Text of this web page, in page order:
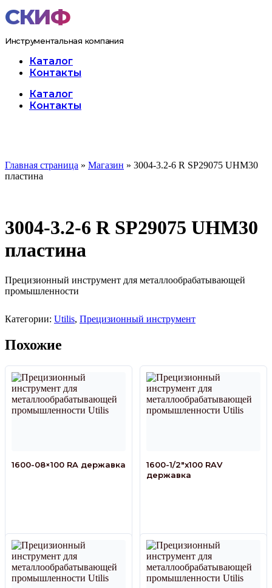
Перейти
к
Инструментальная компания
Каталог
Контакты
МенюКаталог
Контакты
Главная страница » Магазин » 3004-3.2-6 R SP29075 UHM30
пластина
3004-3.2-6 R SP29075 UHM30
пластина
Прецизионный инструмент для металлообрабатывающей
промышленности
Категории: Utilis, Прецизионный инструмент
Похожие
1600-08×100 RA державка
1600-1/2″x100 RAV
державка